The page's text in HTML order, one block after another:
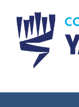
content